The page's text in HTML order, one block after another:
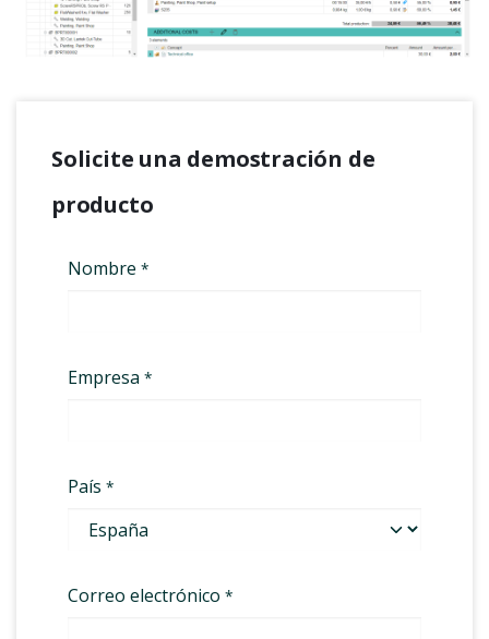
Solicite una demostración de
producto